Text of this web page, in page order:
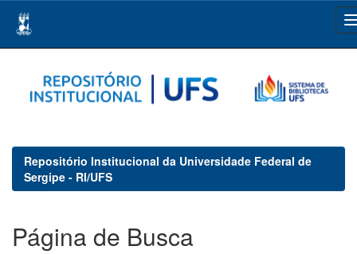
navigation
Repositório Institucional da Universidade Federal de
Sergipe - RI/UFS
Página de Busca